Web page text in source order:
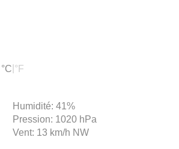
°C °F
Humidité: 41%
Pression: 1020 hPa
Vent: 13 km/h NW